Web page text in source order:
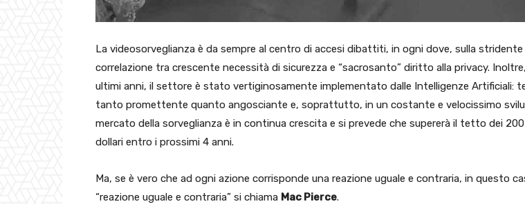
La videosorveglianza è da sempre al centro di accesi dibattiti, in ogni dove, sulla stridente
correlazione tra crescente necessità di sicurezza e “sacrosanto” diritto alla privacy.
ultimi anni, il settore è stato vertiginosamente implementato dalle Intelligenze Artificiali:
tanto promettente quanto angosciante e, soprattutto, in un costante e velocissimo
mercato della sorveglianza è in continua crescita e si prevede che supererà il tetto dei
dollari entro i prossimi 4 anni.
Ma, se è vero che ad ogni azione corrisponde una reazione uguale e contraria, in questo
“reazione uguale e contraria” si chiama Mac Pierce.